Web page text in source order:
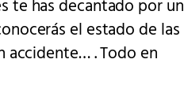
te has decantado por un
el estado de las
accidente… . Todo en